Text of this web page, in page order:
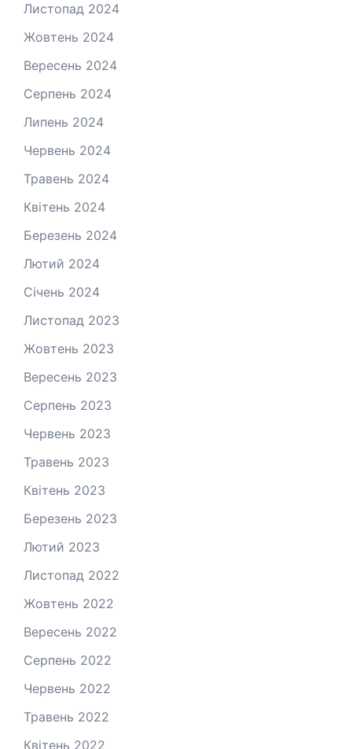
Листопад 2024
Жовтень 2024
Вересень 2024
Серпень 2024
Липень 2024
Червень 2024
Травень 2024
Квітень 2024
Березень 2024
Лютий 2024
Січень 2024
Листопад 2023
Жовтень 2023
Вересень 2023
Серпень 2023
Червень 2023
Травень 2023
Квітень 2023
Березень 2023
Лютий 2023
Листопад 2022
Жовтень 2022
Вересень 2022
Серпень 2022
Червень 2022
Травень 2022
Квітень 2022